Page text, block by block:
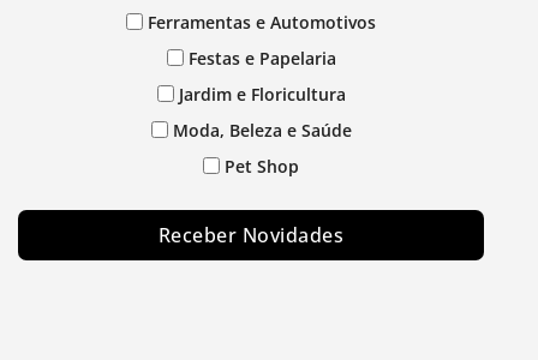
Ferramentas e Automotivos
Festas e Papelaria
Jardim e Floricultura
Moda, Beleza e Saúde
Pet Shop
Receber Novidades